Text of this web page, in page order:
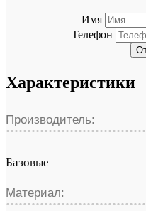
Имя
Телефон
Характеристики
Производитель:
Базовые
Материал: